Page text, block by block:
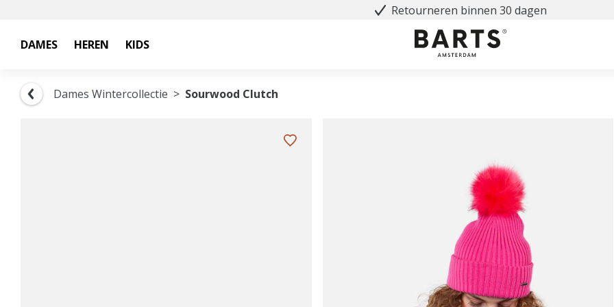
Retourneren binnen 30 dagen
DAMES HEREN KIDS
Dames Wintercollectie Sourwood Clutch